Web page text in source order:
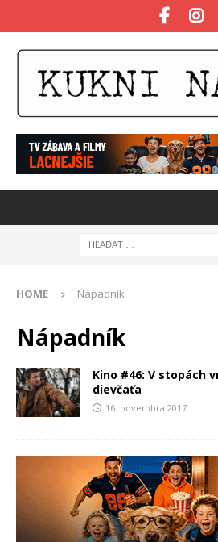
HOME Nápadník
Nápadník
Kino #46: V stopách
dievčaťa
16. novembra 2017